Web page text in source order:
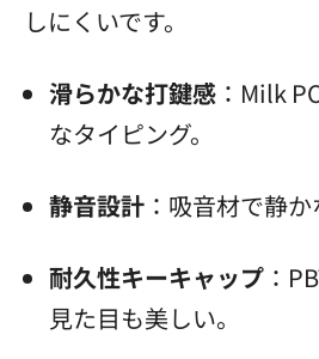
しにくいです。
滑らかな打鍵感 ：Milk
なタイピング。
静音設計 ：吸音材で静
耐久性キーキャップ ：
見た目も美しい。